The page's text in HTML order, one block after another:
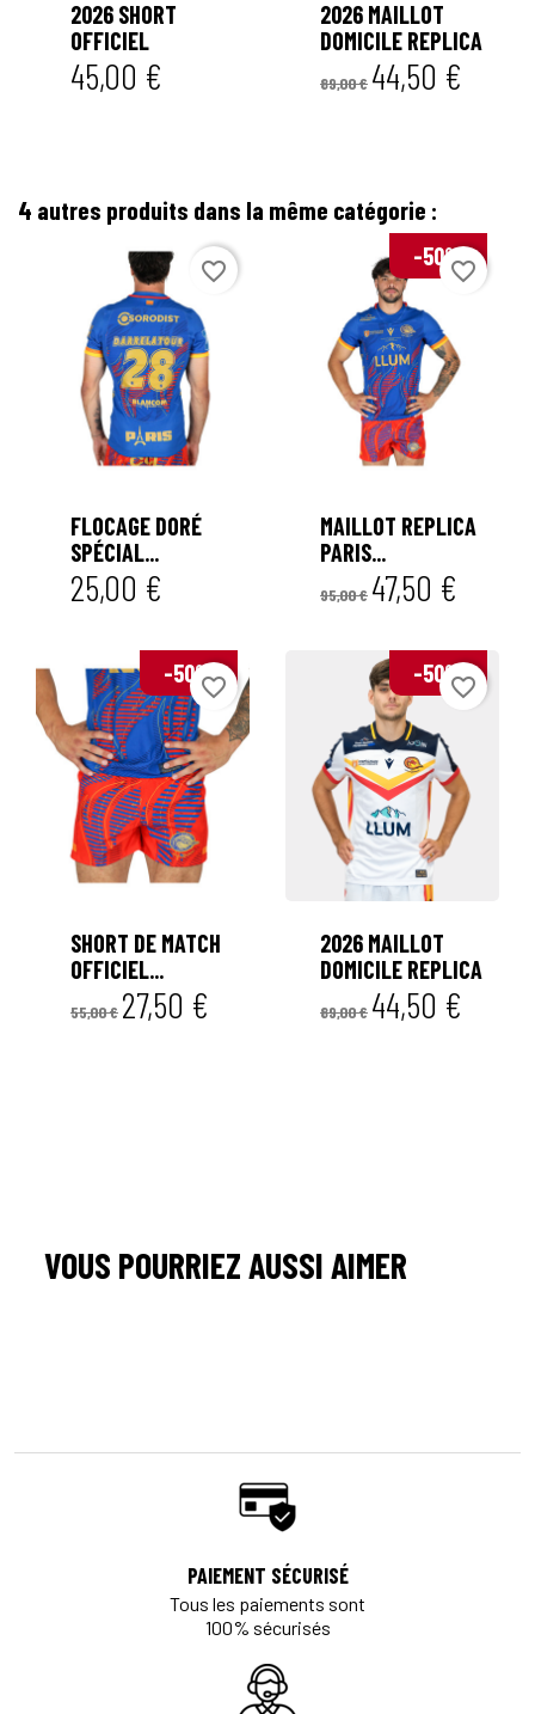
2026 SHORT
OFFICIEL
45,00 €

2026 MAILLOT
DOMICILE REPLICA
89,00 € 44,50 €
4 autres produits dans la même catégorie :

FLOCAGE DORÉ
SPÉCIAL...
25,00 €
favorite_border

MAILLOT REPLICA
PARIS...
95,00 € 47,50 €
-50%
favorite_border

SHORT DE MATCH
OFFICIEL...
55,00 € 27,50 €
-50%
favorite_border

2026 MAILLOT
DOMICILE REPLICA
89,00 € 44,50 €
-50%
favorite_border
VOUS POURRIEZ AUSSI AIMER
PAIEMENT SÉCURISÉ
Tous les paiements sont
100% sécurisés